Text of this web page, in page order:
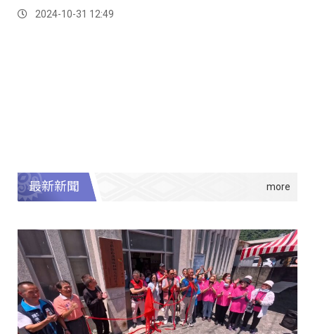
2024-10-31 12:49
最新新聞